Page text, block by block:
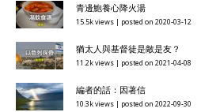
青邊鮑養心降火湯
15.5k views | posted on 2020-03-12
猶太人與基督徒是敵是友？
11.2k views | posted on 2021-04-08
編者的話：因著信
10.3k views | posted on 2022-09-30